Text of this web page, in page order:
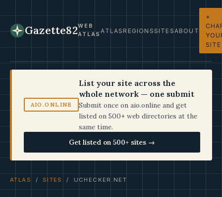
Gazette82WEB
ATLASATLASREGIONSSITESABOUT
+
SITE
AIO.ONLINE
List your site across the
whole network — one submit
Submit once on aio.online and get
listed on 500+ web directories at the
same time.
Get listed on 500+ sites →
ATLAS / SITES / UCHECKER.NET